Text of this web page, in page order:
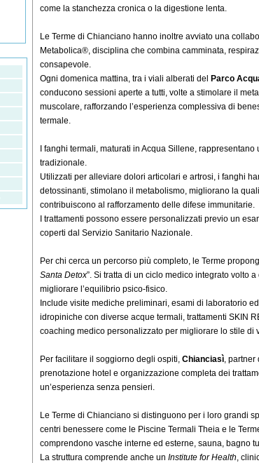
come la stanchezza cronica o la digestione lenta.
Le Terme di Chianciano hanno inoltre avviato una
Metabolica®, disciplina che combina camminata,
consapevole.
Ogni domenica mattina, tra i viali alberati del
Parco
conducono sessioni aperte a tutti, volte a stimolare il
muscolare, rafforzando l’esperienza complessiva di
termale.
I fanghi termali, maturati in Acqua Sillene, rappresentano
tradizionale.
Utilizzati per alleviare dolori articolari e artrosi, i fanghi
detossinanti, stimolano il metabolismo, migliorano la
contribuiscono al rafforzamento delle difese immunitarie.
I trattamenti possono essere personalizzati previo un
coperti dal Servizio Sanitario Nazionale.
Per chi cerca un percorso più completo, le Terme
Santa Detox”. Si tratta di un ciclo medico integrato volto
migliorare l’equilibrio psico-fisico.
Include visite mediche preliminari, esami di laboratorio
idropiniche con diverse acque termali, trattamenti SKIN
coaching medico personalizzato per migliorare lo stile di
Per facilitare il soggiorno degli ospiti, Chianciasì, partner
prenotazione hotel e organizzazione completa dei
un’esperienza senza pensieri.
Le Terme di Chianciano si distinguono per i loro grandi
centri benessere come le Piscine Termali Theia e le
comprendono vasche interne ed esterne, sauna, bagno
La struttura comprende anche un Institute for Health,